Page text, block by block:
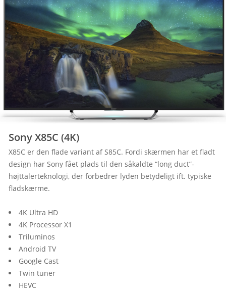
Sony X85C (4K)
X85C er den flade variant af S85C. Fordi skærmen har et fladt
design har Sony fået plads til den såkaldte “long duct”-
højttalerteknologi, der forbedrer lyden betydeligt ift. typiske
fladskærme.
4K Ultra HD
4K Processor X1
Triluminos
Android TV
Google Cast
Twin tuner
HEVC